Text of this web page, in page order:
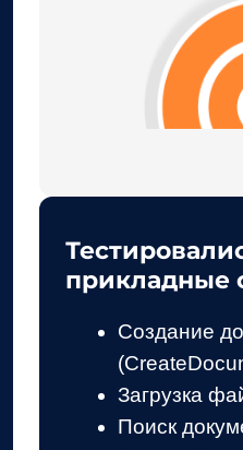
Поиск документа
Атрибутивный
документов